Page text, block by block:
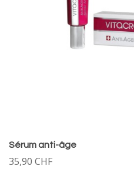
Sérum anti-âge
35,90 CHF